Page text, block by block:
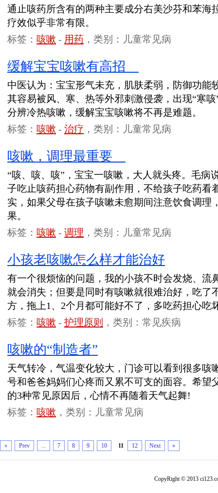
通止咳药所含有的两种主要成分右美沙芬和苯海
疗效似乎非常有限。
标签： 咳嗽 - 用药 ，类别：儿童常见病
缓解宝宝咳嗽有高招
中医认为：宝宝形气未充，肌肤柔弱，防御功能
其容易被风、寒、热等外邪刺激侵袭，出现“寒
分辨冷热咳嗽，缓解宝宝咳嗽将不再是难题。
标签： 咳嗽 - 治疗 ，类别：儿童常见病
咳嗽，调理最重要
“咳、咳、咳”，宝宝一咳嗽，大人就头疼。毛病
子吃止咳药担心药物有副作用，不给孩子吃药看
实，如果父母在孩子咳嗽未愈期间注意饮食调理
果。
标签： 咳嗽 - 调理 ，类别：儿童常见病
小孩老咳嗽怎么样才能治好
有一个很烦恼的问题，我的小孩不时会发烧、流
就会消失；但要是同时有咳嗽就很难治好，吃了
方，拖上1、2个月都可能好不了，多吃药担心吃
标签： 咳嗽 - 护理原则 ，类别：常见疾病
咳嗽的“制造者”
天气转冷，气温变化较大，门诊可以看到很多咳
号和爸爸妈妈们心疼而又累不可支的面容。希望
的3种常见原因后，心情不再随着天气起舞!
标签： 咳嗽 ，类别：儿童常见病
« Prev ... 7 8 9 10 11 12 Next »
CopyRight © 2013